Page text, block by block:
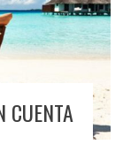
CUENTA